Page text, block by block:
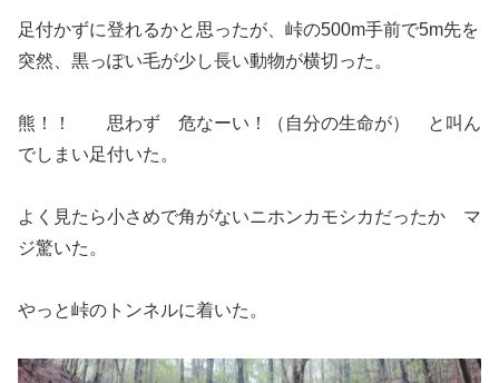
足付かずに登れるかと思ったが、峠の500m手前で5m先を
突然、黒っぽい毛が少し長い動物が横切った。
熊！！ 思わず 危なーい！（自分の生命が） と叫ん
でしまい足付いた。
よく見たら小さめで角がないニホンカモシカだったか マ
ジ驚いた。
やっと峠のトンネルに着いた。